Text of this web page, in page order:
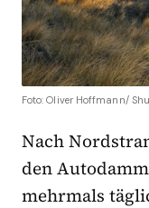
Foto: Oliver Hoffmann/
Nach
den
mehrmals